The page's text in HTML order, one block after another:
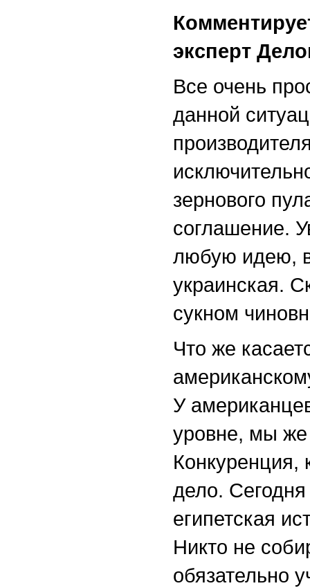
эксперт
Все очень
данной
зернового
соглашение.
любую идею,
украинская.
сукном
Что же
У
уровне, мы
Конкуренция,
дело. Сегодня
египетская
Никто не
обязательно